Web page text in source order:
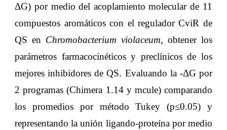
ΔG) por medio del acoplamiento molecular de 11
compuestos aromáticos con el regulador CviR de
QS en Chromobacterium violaceum, obtener los
parámetros farmacocinéticos y preclínicos de los
mejores inhibidores de QS. Evaluando la -ΔG por
2 programas (Chimera 1.14 y mcule) comparando
los promedios por método Tukey (p≤0.05) y
representando la unión ligando-proteína por medio